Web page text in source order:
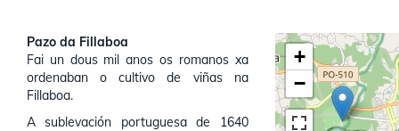
Pazo da Fillaboa
Fai un dous mil anos os romanos xa
ordenaban o cultivo de viñas na
Fillaboa.
A sublevación portuguesa de 1640
+
−